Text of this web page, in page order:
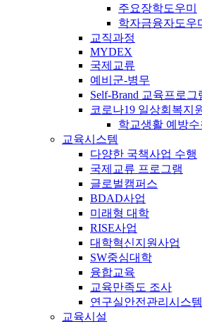
주요장학도우미
학자금융자도우
교직과정
MYDEX
국제교류
예비군-병무
Self-Brand 교육프로그
코로나19 일상회복지
학교생활 예방
교육시스템
다양한 국책사업 수행
국제교류 프로그램
글로벌캠퍼스
BDAD사업
미래형 대학
RISE사업
대학혁신지원사업
SW중심대학
융합교육
교육만족도 조사
연구실안전관리시스템
교육시설